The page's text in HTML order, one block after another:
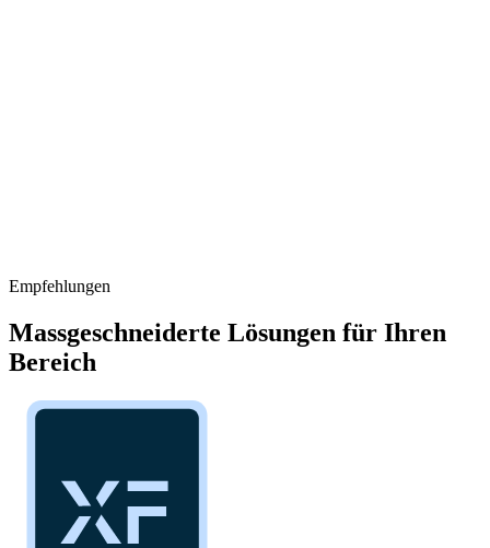
Empfehlungen
Massgeschneiderte Lösungen für Ihren
Bereich